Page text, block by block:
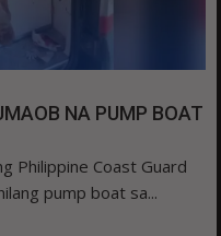
NA PUMP BOAT
Philippine Coast Guard
pump boat sa...